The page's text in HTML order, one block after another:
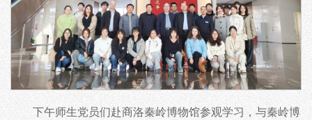
下午师生党员们赴商洛秦岭博物馆参观学习，与秦岭博